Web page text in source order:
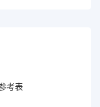
考表